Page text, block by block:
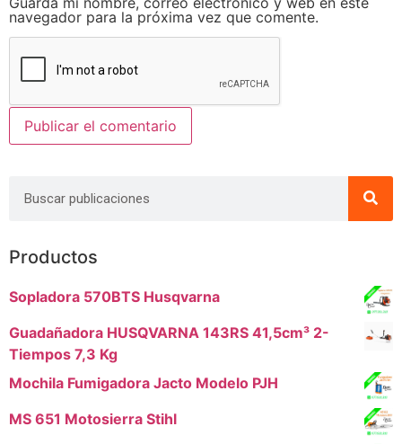
navegador para la próxima vez que comente.
Productos
Sopladora 570BTS Husqvarna
Guadañadora HUSQVARNA 143RS 41,5cm³ 2-
Tiempos 7,3 Kg
Mochila Fumigadora Jacto Modelo PJH
MS 651 Motosierra Stihl